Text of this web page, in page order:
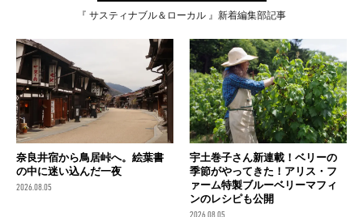
『 サスティナブル＆ローカル 』新着編集部記事
奈良井宿から鳥居峠へ。絵葉書
の中に迷い込んだ一夜
2026.08.05
宇土巻子さん新連載！ベリーの
季節がやってきた！アリス・フ
ァーム特製ブルーベリーマフィ
ンのレシピも公開
2026.08.05